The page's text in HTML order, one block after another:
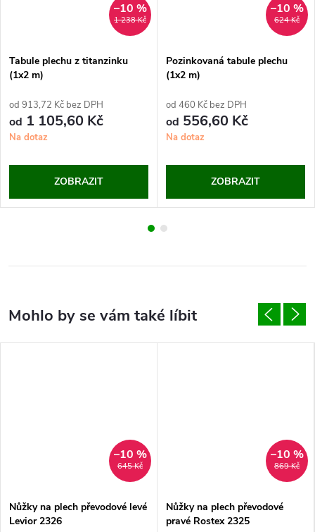
1 238 Kč
–10 %
Tabule plechu z titanzinku
(1x2 m)
od 913,72 Kč bez DPH
od 1 105,60 Kč
Na dotaz
ZOBRAZIT
624 Kč
–10 %
Pozinkovaná tabule plechu
(1x2 m)
od 460 Kč bez DPH
od 556,60 Kč
Na dotaz
ZOBRAZIT
645 Kč
–10 %
Nůžky na plech převodové levé
Levior 2326
869 Kč
–10 %
Nůžky na plech převodové
pravé Rostex 2325